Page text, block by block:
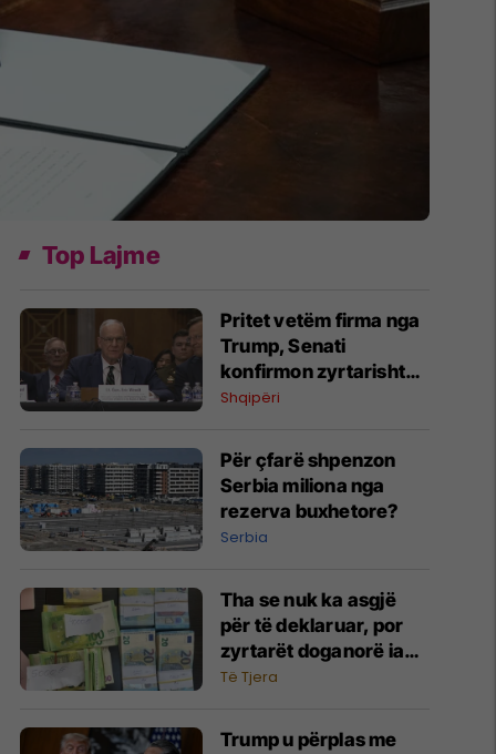
Top Lajme
Pritet vetëm firma nga
Trump, Senati
konfirmon zyrtarisht
Eric Wendt ambasador
Shqipëri
Për çfarë shpenzon
Serbia miliona nga
rezerva buxhetore?
Serbia
Tha se nuk ka asgjë
për të deklaruar, por
zyrtarët doganorë ia
gjejnë 30 mijë euro
Të Tjera
Trump u përplas me